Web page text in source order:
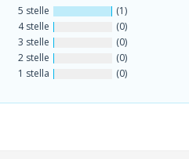
5 stelle
(1)
4 stelle
(0)
3 stelle
(0)
2 stelle
(0)
1 stella
(0)